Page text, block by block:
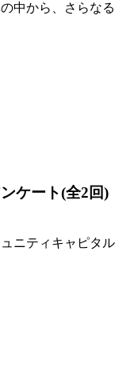
から、さらな
ケート(全2回)
ニティキャピタ